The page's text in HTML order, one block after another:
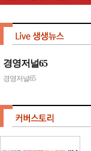
경영저널65
경영저널65